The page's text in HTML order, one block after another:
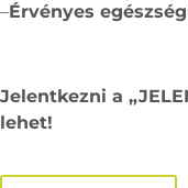
–Érvényes
Jelentkezni a
lehet!